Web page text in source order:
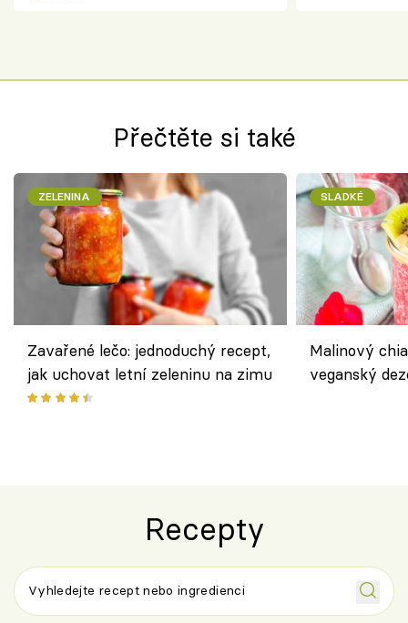
Přečtěte si také
ZELENINA
Zavařené lečo: jednoduchý recept,
jak uchovat letní zeleninu na zimu
SLADKÉ
Malinový
veganský
Recepty